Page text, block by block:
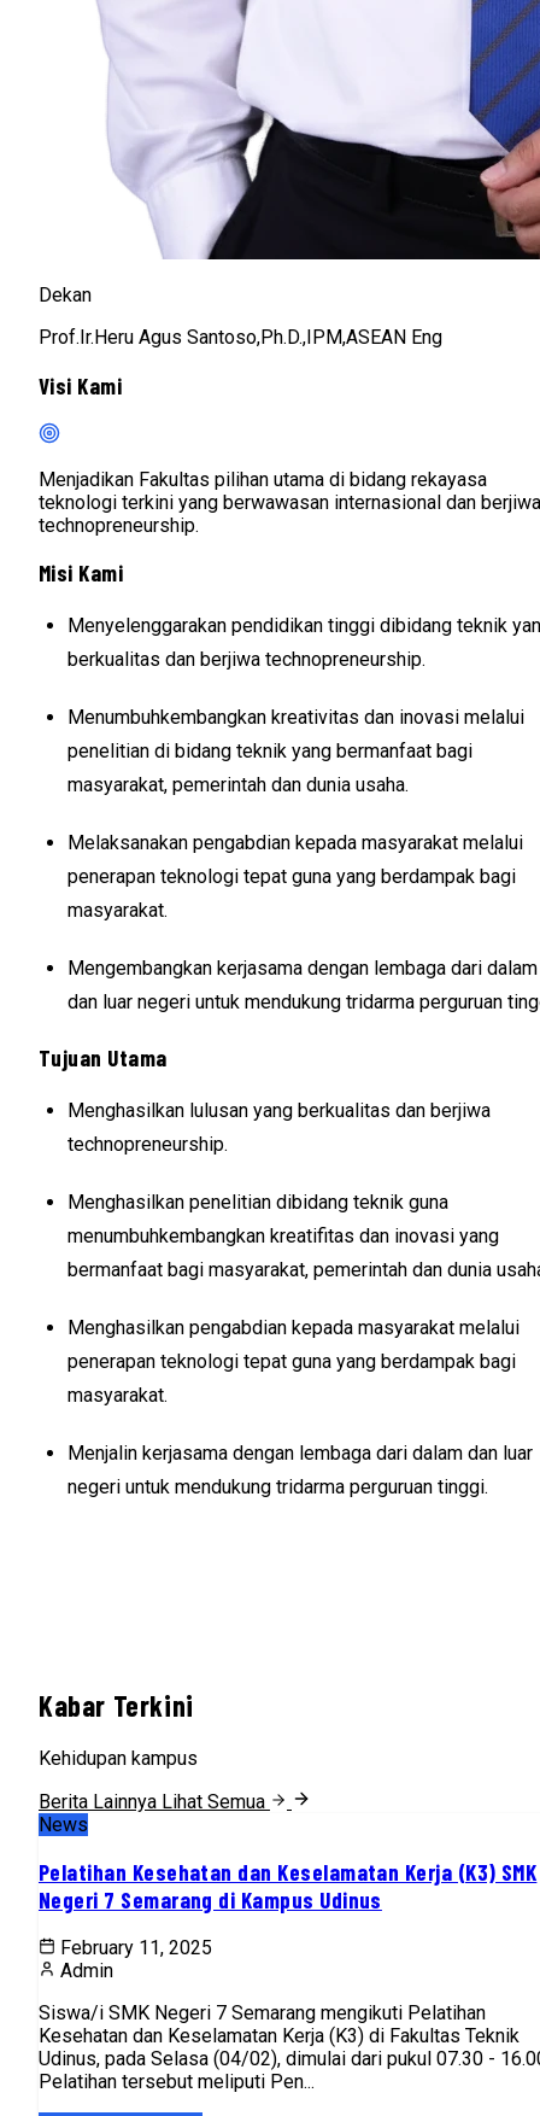
Dekan
Prof.Ir.Heru Agus Santoso,Ph.D.,IPM,ASEAN Eng
Visi Kami
Menjadikan Fakultas pilihan utama di bidang rekayasa
teknologi terkini yang berwawasan internasional dan berjiwa
technopreneurship.
Misi Kami
Menyelenggarakan pendidikan tinggi dibidang teknik
berkualitas dan berjiwa technopreneurship.
Menumbuhkembangkan kreativitas dan inovasi melalui
penelitian di bidang teknik yang bermanfaat bagi
masyarakat, pemerintah dan dunia usaha.
Melaksanakan pengabdian kepada masyarakat melalui
penerapan teknologi tepat guna yang berdampak bagi
masyarakat.
Mengembangkan kerjasama dengan lembaga dari dalam
dan luar negeri untuk mendukung tridarma perguruan
Tujuan Utama
Menghasilkan lulusan yang berkualitas dan berjiwa
technopreneurship.
Menghasilkan penelitian dibidang teknik guna
menumbuhkembangkan kreatifitas dan inovasi yang
bermanfaat bagi masyarakat, pemerintah dan dunia
Menghasilkan pengabdian kepada masyarakat melalui
penerapan teknologi tepat guna yang berdampak bagi
masyarakat.
Menjalin kerjasama dengan lembaga dari dalam dan luar
negeri untuk mendukung tridarma perguruan tinggi.
Kabar Terkini
Kehidupan kampus
Berita Lainnya Lihat Semua
News
Pelatihan Kesehatan dan Keselamatan Kerja (K3) SMK
Negeri 7 Semarang di Kampus Udinus
February 11, 2025
Admin
Siswa/i SMK Negeri 7 Semarang mengikuti Pelatihan
Kesehatan dan Keselamatan Kerja (K3) di Fakultas Teknik
Udinus, pada Selasa (04/02), dimulai dari pukul 07.30 -
Pelatihan tersebut meliputi Pen...